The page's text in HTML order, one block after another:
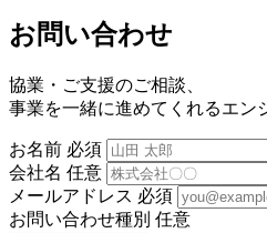
お問い合わせ
協業・ご支援のご相談、
事業を一緒に進めてくれるエン
お名前 必須
会社名 任意
メールアドレス 必須
お問い合わせ種別 任意